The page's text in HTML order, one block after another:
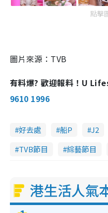
點擊
圖片來源：TVB
有料爆? 歡迎報料！U
9610 1996
好去處 船P J2
TVB節目
綜藝節目
港生活人氣